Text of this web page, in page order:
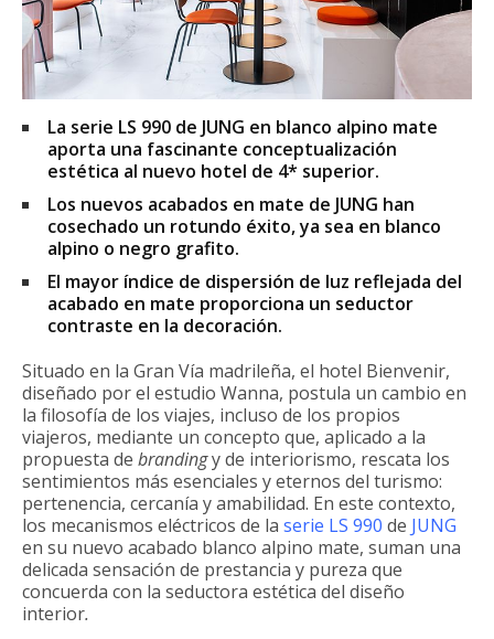
La serie LS 990 de JUNG en blanco alpino mate
aporta una fascinante conceptualización
estética al nuevo hotel de 4* superior.
Los nuevos acabados en mate de JUNG han
cosechado un rotundo éxito, ya sea en blanco
alpino o negro grafito.
El mayor índice de dispersión de luz reflejada del
acabado en mate proporciona un seductor
contraste en la decoración.
Situado en la Gran Vía madrileña, el hotel Bienvenir,
diseñado por el estudio Wanna, postula un cambio en
la filosofía de los viajes, incluso de los propios
viajeros, mediante un concepto que, aplicado a la
propuesta de brandingy de interiorismo, rescata los
sentimientos más esenciales y eternos del turismo:
pertenencia, cercanía y amabilidad. En este contexto,
los mecanismos eléctricos de la serie LS 990 de JUNG
en su nuevo acabado blanco alpino mate, suman una
delicada sensación de prestancia y pureza que
concuerda con la seductora estética del diseño
interior.